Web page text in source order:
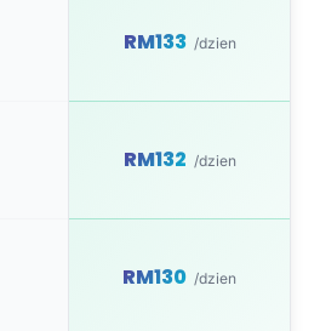
RM133 /dzien
RM132 /dzien
RM130 /dzien